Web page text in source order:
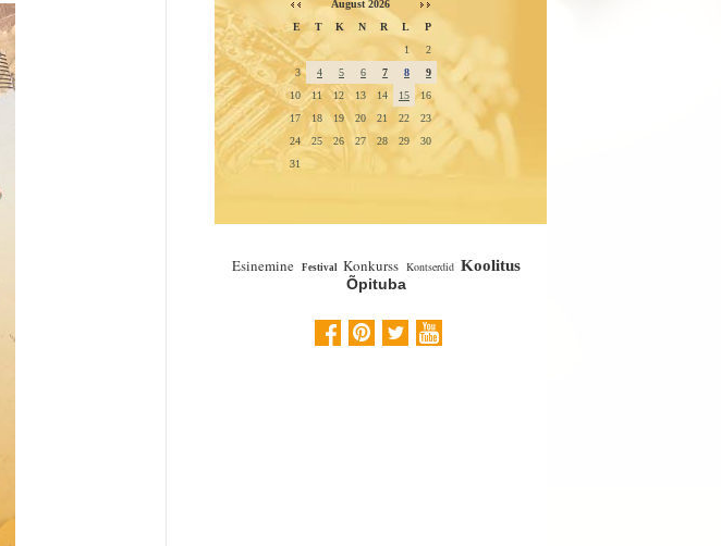
August 2026
E
T K N R L
P
1
2
3
4 5 6 7 8
9
10
11 12 13 14 15
16
17
18 19 20 21 22
23
24
25 26 27 28 29
30
31
Esinemine Festival Konkurss Kontserdid Koolitus
Õpituba